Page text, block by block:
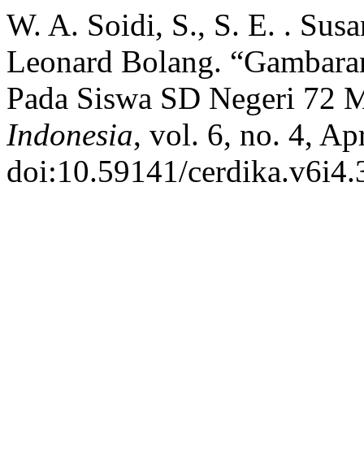
W. A. Soidi, S., S. E. .
Leonard Bolang.
Pada Siswa SD Negeri 72
Indonesia, vol. 6, no. 4,
doi:10.59141/